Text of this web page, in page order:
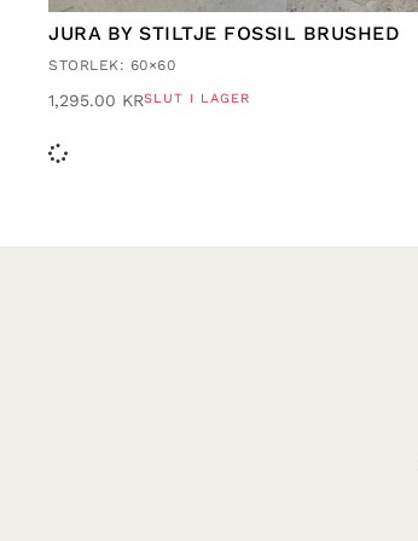
JURA BY STILTJE FOSSIL BRUSHED
STORLEK: 60×60
1,295.00 KRSLUT I LAGER